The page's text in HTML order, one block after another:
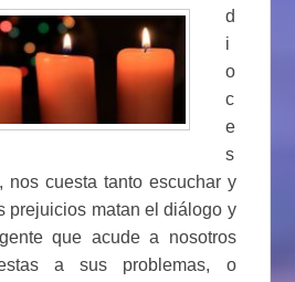
d
i
o
c
e
s
nos cuesta tanto escuchar y
prejuicios matan el diálogo y
que acude a nosotros
a sus problemas, o